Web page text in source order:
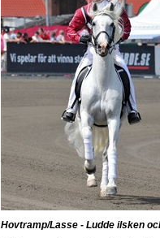
Hovtramp/Lasse - Ludde ilsken